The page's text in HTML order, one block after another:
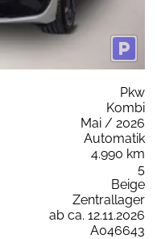
Pkw
Kombi
Mai / 2026
Automatik
4.990 km
5
Beige
Zentrallager
ab ca. 12.11.2026
A046643